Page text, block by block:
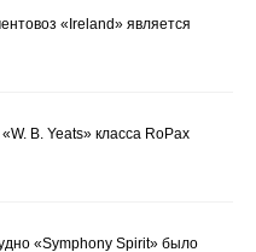
«Ireland» является
B. Yeats» класса RoPax
«Symphony Spirit» было